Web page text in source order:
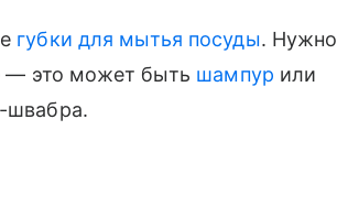
губки для мытья посуды. Нужно
— это может быть шампур или
швабра.